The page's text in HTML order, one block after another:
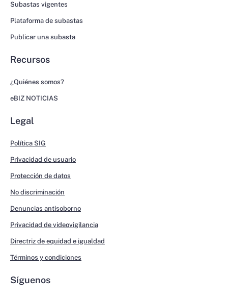
Subastas vigentes
Plataforma de subastas
Publicar una subasta
Recursos
¿Quiénes somos?
eBIZ NOTICIAS
Legal
Política SIG
Privacidad de usuario
Protección de datos
No discriminación
Denuncias antisoborno
Privacidad de videovigilancia
Directriz de equidad e igualdad
Términos y condiciones
Síguenos